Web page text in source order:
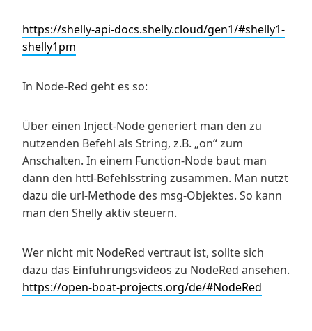
https://shelly-api-docs.shelly.cloud/gen1/#shelly1-
shelly1pm
In Node-Red geht es so:
Über einen Inject-Node generiert man den zu
nutzenden Befehl als String, z.B. „on“ zum
Anschalten. In einem Function-Node baut man
dann den httl-Befehlsstring zusammen. Man nutzt
dazu die url-Methode des msg-Objektes. So kann
man den Shelly aktiv steuern.
Wer nicht mit NodeRed vertraut ist, sollte sich
dazu das Einführungsvideos zu NodeRed ansehen.
https://open-boat-projects.org/de/#NodeRed